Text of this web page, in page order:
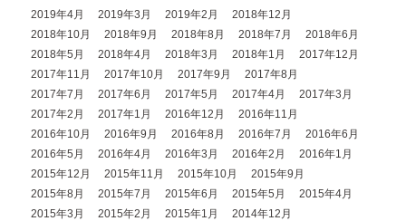
2019年4月
2019年3月 2019年2月
2018年12月
2018年10月
2018年9月 2018年8月 2018年7月
2018年6月
2018年5月
2018年4月 2018年3月 2018年1月
2017年12月
2017年11月
2017年10月 2017年9月
2017年8月
2017年7月
2017年6月 2017年5月 2017年4月
2017年3月
2017年2月
2017年1月 2016年12月
2016年11月
2016年10月
2016年9月 2016年8月 2016年7月
2016年6月
2016年5月
2016年4月 2016年3月 2016年2月
2016年1月
2015年12月
2015年11月 2015年10月
2015年9月
2015年8月
2015年7月 2015年6月 2015年5月
2015年4月
2015年3月
2015年2月 2015年1月
2014年12月